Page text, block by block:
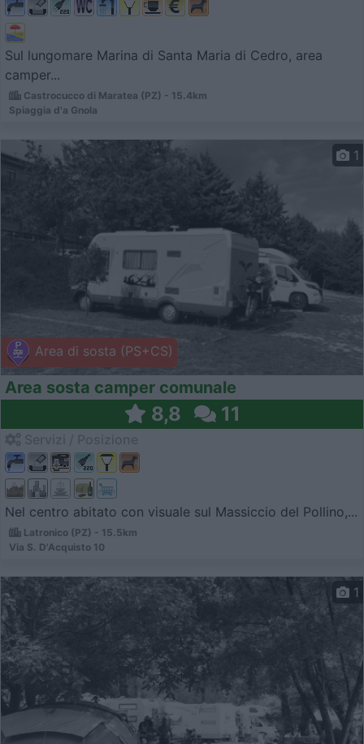
Sul lungomare Marina di Santa Maria di Cedro, area
camper...
Castrocucco di Maratea (PZ) - 15.4km
Spiaggia d'a Gnola
Area di sosta (PS+CS)
1
Area sosta camper comunale
8,8 11
Nel centro abitato con visuale sul Massiccio del Pollino,...
Latronico (PZ) - 15.5km
Via S. D'Acquisto 10
1